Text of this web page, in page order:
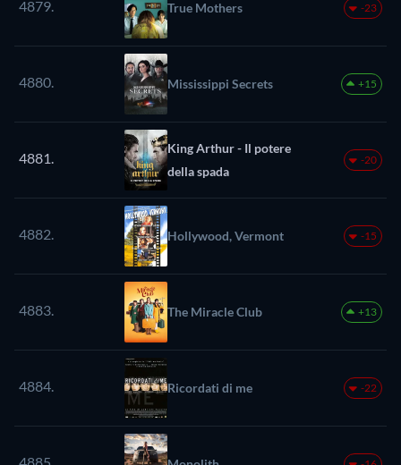
4879. True Mothers -23
4880. Mississippi Secrets +15
4881.
King Arthur - Il potere
della spada
-20
4882. Hollywood, Vermont -15
4883. The Miracle Club +13
4884. Ricordati di me -22